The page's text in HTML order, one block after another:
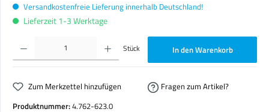
Versandkostenfreie Lieferung innerhalb Deutschland!
Lieferzeit 1-3 Werktage
Produkt Anzahl: Gib den gewünschten Wert ein oder benutze die Schaltflächen um die Anzahl zu
Stück In den Warenkorb
Zum Merkzettel hinzufügen
Fragen zum Artikel?
Produktnummer:4.762-623.0